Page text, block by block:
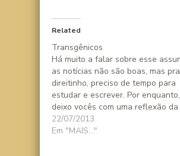
Related
Transgênicos
Há muito a falar sobre esse
as notícias não são boas, mas
direitinho, preciso de tempo para
estudar e escrever. Por enquanto,
deixo vocês com uma reflexão da
Denise Rocha, leitora do site
na Cozinha: "Para quem não vê
22/07/2013
Em "MAIS..."